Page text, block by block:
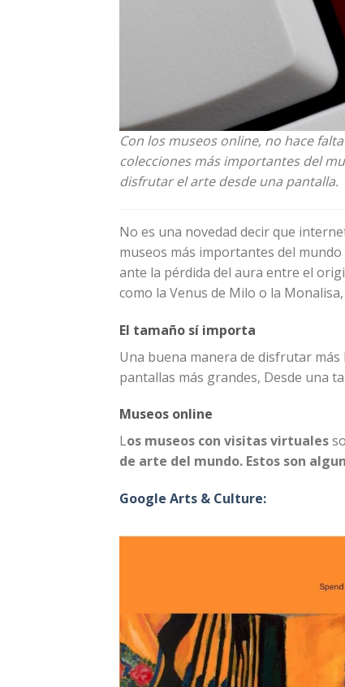
Con los museos online, no hace
colecciones más importantes del
disfrutar el arte desde una pantalla.
No es una novedad decir que
museos más importantes del
ante la pérdida del aura entre el
como la Venus de Milo o la
El tamaño sí importa
Una buena manera de disfrutar
pantallas más grandes, Desde una
Museos online
Los museos con visitas virtuales
de arte del mundo. Estos son
Google Arts & Culture: